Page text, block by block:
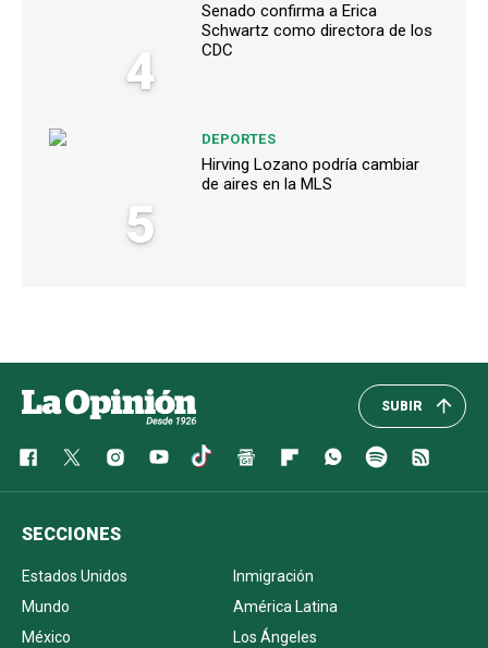
4
Senado confirma a Erica
Schwartz como directora de los
CDC
5
DEPORTES
Hirving Lozano podría cambiar
de aires en la MLS
SUBIR
SECCIONES
Estados Unidos
Inmigración
Mundo
América Latina
México
Los Ángeles